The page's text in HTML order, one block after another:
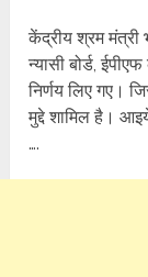
केंद्रीय श्रम मंत्री
न्यासी बोर्ड,
निर्णय लिए गए।
मुद्दे शामिल है।
….